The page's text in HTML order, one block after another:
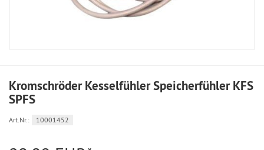
Kromschröder Kesselfühler Speicherfühler KFS
SPFS
Art.Nr.: 10001452